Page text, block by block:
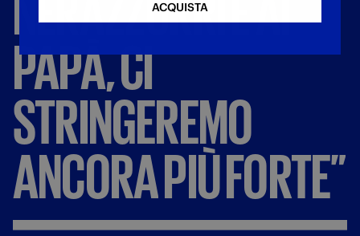
PAPÀ,CI
STRINGEREMO
ANCORAPIÙFORTE”
ACQUISTA